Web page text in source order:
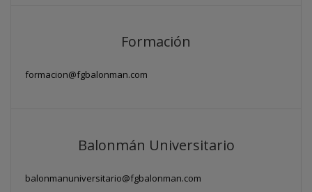
Formación
formacion@fgbalonman.com
Balonmán Universitario
balonmanuniversitario@fgbalonman.com